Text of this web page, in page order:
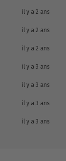
il y a 2 ans
il y a 2 ans
il y a 2 ans
il y a 3 ans
il y a 3 ans
il y a 3 ans
il y a 3 ans